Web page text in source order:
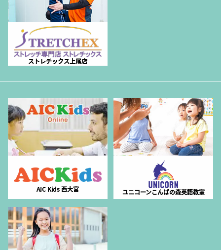
ストレチックス上尾店
AIC Kids 西大宮 ユニコーンこんばの森英語教室